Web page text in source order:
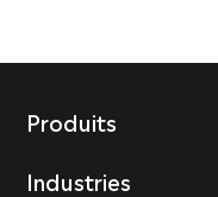
Produits
Industries